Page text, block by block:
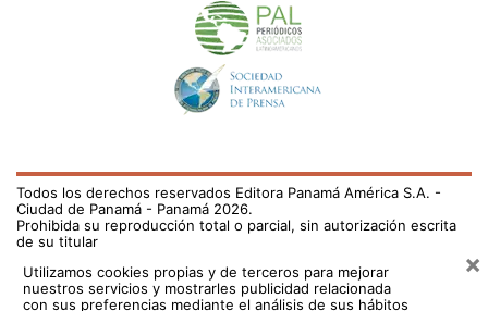
Todos los derechos reservados Editora Panamá América S.A. -
Ciudad de Panamá - Panamá 2026.
Prohibida su reproducción total o parcial, sin autorización escrita
de su titular
Utilizamos cookies propias y de terceros para mejorar
nuestros servicios y mostrarles publicidad relacionada
con sus preferencias mediante el análisis de sus hábitos
×